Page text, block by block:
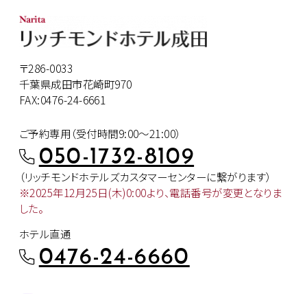
〒286-0033
千葉県成田市花崎町970
FAX:0476-24-6661
ご予約専用（受付時間9:00～21:00）
050-1732-8109
（リッチモンドホテルズカスタマーセンターに繋がります）
※2025年12月25日(木)0:00より、電話番号が変更となりま
した。
ホテル直通
0476-24-6660